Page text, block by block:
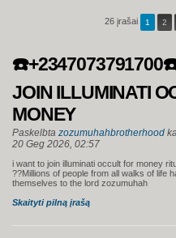
26 įrašai 1 2
JOIN ILLUMINATI
MONEY
Paskelbta zozumuhahbrotherhood
20 Geg 2026, 02:57
i want to join illuminati occult for money
??Millions of people from all walks of life
themselves to the lord zozumuhah
Skaityti pilną įrašą